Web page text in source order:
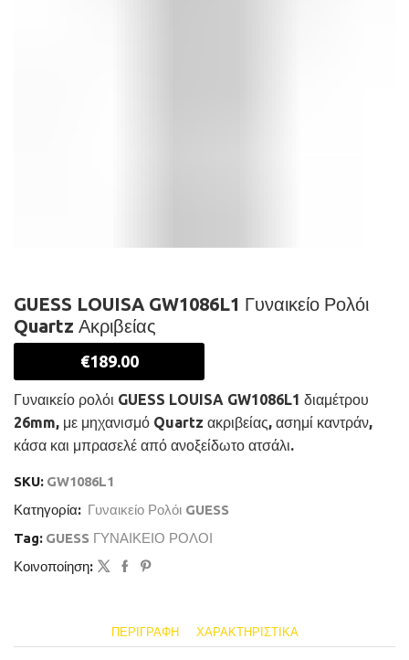
GUESS LOUISA GW1086L1 Γυναικείο Ρολόι
Quartz Ακριβείας
€189.00
Γυναικείο ρολόι GUESS LOUISA GW1086L1 διαμέτρου
26mm, με μηχανισμό Quartz ακριβείας, ασημί καντράν,
κάσα και μπρασελέ από ανοξείδωτο ατσάλι.
SKU: GW1086L1
Κατηγορία: Γυναικείο Ρολόι GUESS
Tag: GUESS ΓΥΝΑΙΚΕΙΟ ΡΟΛΟΙ
Κοινοποίηση:
ΠΕΡΙΓΡΑΦΉ ΧΑΡΑΚΤΗΡΙΣΤΙΚΆ